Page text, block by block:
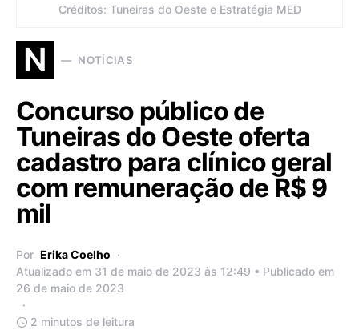
Créditos: Tuneiras do Oeste e Estratégia MED
N NOTÍCIAS
Concurso público de
Tuneiras do Oeste oferta
cadastro para clínico geral
com remuneração de R$ 9
mil
Por Erika Coelho
Atualizado em 31 de maio de 2023 às 12:49 • Publicado em
26 de maio de 2023
2 minutos de leitura